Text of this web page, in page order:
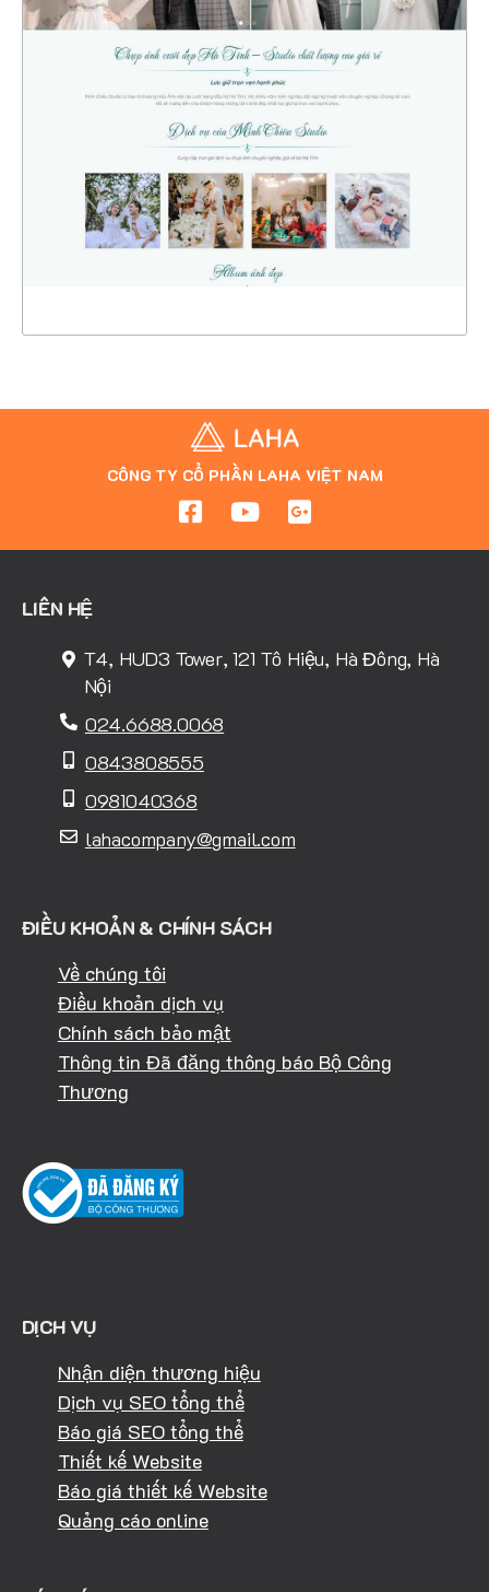
4481
CHI TIẾT
XEM THỰC TẾ
CÔNG TY CỔ PHẦN LAHA VIỆT NAM
LIÊN HỆ
T4, HUD3 Tower, 121 Tô Hiệu, Hà Đông, Hà
Nội
024.6688.0068
0843808555
0981040368
lahacompany@gmail.com
ĐIỀU KHOẢN & CHÍNH SÁCH
Về chúng tôi
Điều khoản dịch vụ
Chính sách bảo mật
Thông tin Đã đăng thông báo Bộ Công
Thương
DỊCH VỤ
Nhận diện thương hiệu
Dịch vụ SEO tổng thể
Báo giá SEO tổng thể
Thiết kế Website
Báo giá thiết kế Website
Quảng cáo online